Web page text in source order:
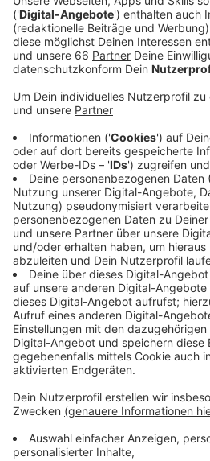
Veröffentlicht:Dienstag,
Anzeige
Insgesamt werden fast zwei
Lärmschutzwände gebaut. Ein
abgeschlossen. Seit dem
nächste Abschnitt angegangen.
dem Staufenplatz wird
Lärmschutzwand errichtet. Die
abgeschlossen. Der Aufbau soll
Stadt und Bahn hatten über 100
ermittelt, in denen die Lärm-
Schutzwände weiter
sollen jetzt spezielle Fenster
betroffenen Hauseigentümer
Sie bekommen 75 Prozent der
Anzeige
Weitere Infos und Links
Anzeige